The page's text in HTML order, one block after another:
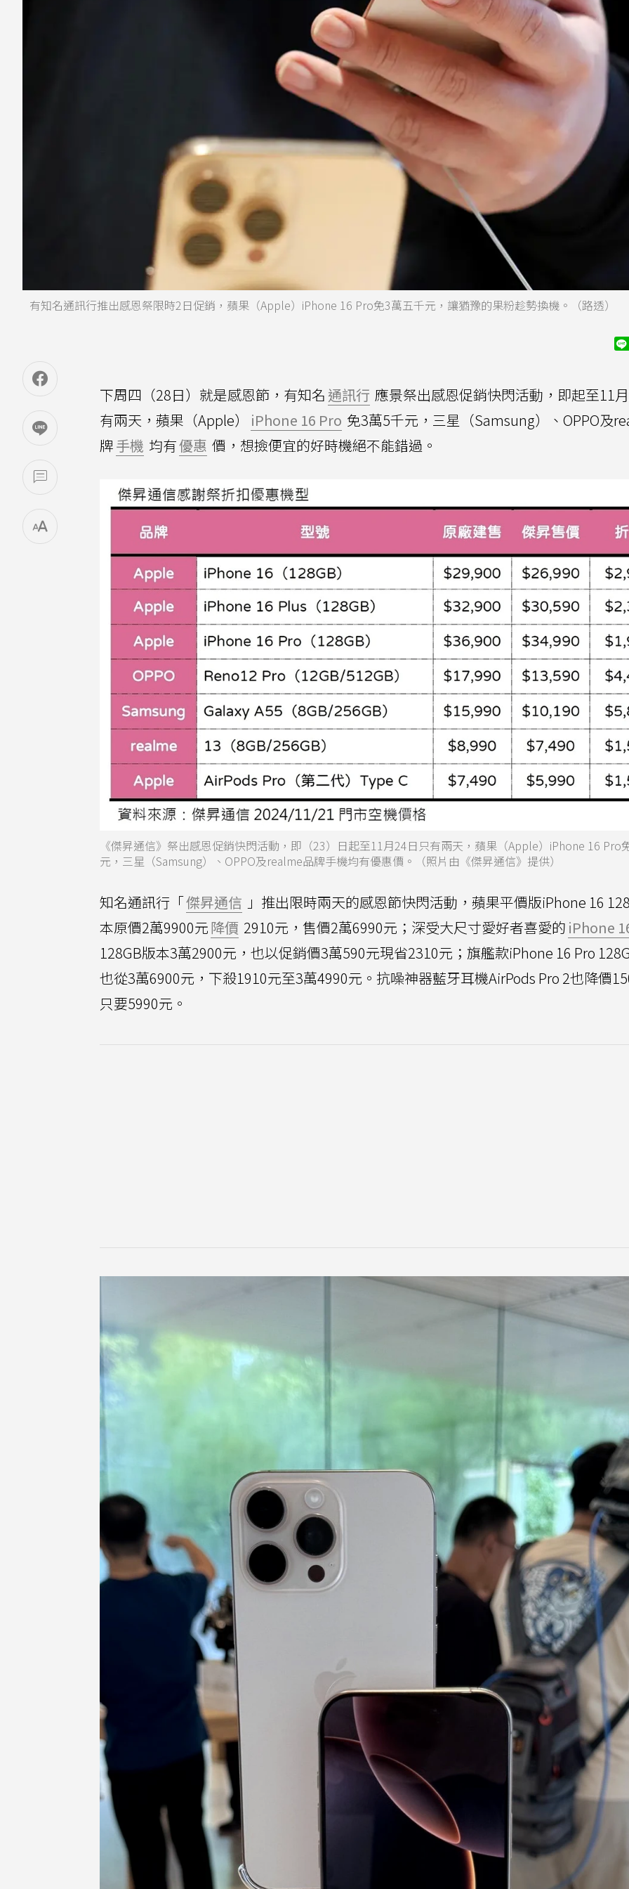
有知名通訊行推出感恩祭限時2日促銷，蘋果（Apple）iPhone 16 Pro免3萬五千元，讓猶豫的果粉趁勢換機。（路透）
下周四（28日）就是感恩節，有知名 通訊行 應景祭出感恩促銷快閃活動，即起至11
有兩天，蘋果（Apple）
iPhone 16 Pro 免3萬5千元，三星（Samsung）、OPPO及
牌手機 均有優惠 價，想撿便宜的好時機絕不能錯過。
《傑昇通信》祭出感恩促銷快閃活動，即（23）日起至11月24日只有兩天，蘋果（Apple）iPhone 16 Pro
元，三星（Samsung）、OPPO及realme品牌手機均有優惠價。（照片由《傑昇通信》提供）
知名通訊行「傑昇通信 」推出限時兩天的感恩節快閃活動，蘋果平價版iPhone 16
本原價2萬9900元降價 2910元，售價2萬6990元；深受大尺寸愛好者喜愛的 iPhone
128GB版本3萬2900元，也以促銷價3萬590元現省2310元；旗艦款iPhone 16 Pro
也從3萬6900元，下殺1910元至3萬4990元。抗噪神器藍牙耳機AirPods Pro 2也降價
只要5990元。